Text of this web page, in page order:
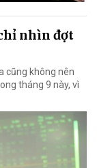
nhìn đợt
cũng không nên
tháng 9 này, vì